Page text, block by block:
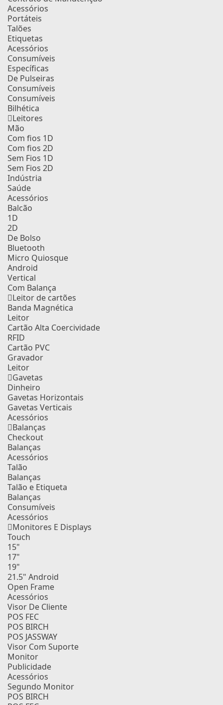
Acessórios
Portáteis
Talões
Etiquetas
Acessórios
Consumíveis
Específicas
De Pulseiras
Consumíveis
Consumíveis
Bilhética
Leitores
Mão
Com fios 1D
Com fios 2D
Sem Fios 1D
Sem Fios 2D
Indústria
Saúde
Acessórios
Balcão
1D
2D
De Bolso
Bluetooth
Micro Quiosque
Android
Vertical
Com Balança
Leitor de cartões
Banda Magnética
Leitor
Cartão Alta Coercividade
RFID
Cartão PVC
Gravador
Leitor
Gavetas
Dinheiro
Gavetas Horizontais
Gavetas Verticais
Acessórios
Balanças
Checkout
Balanças
Acessórios
Talão
Balanças
Talão e Etiqueta
Balanças
Consumíveis
Acessórios
Monitores E Displays
Touch
15"
17"
19"
21.5" Android
Open Frame
Acessórios
Visor De Cliente
POS FEC
POS BIRCH
POS JASSWAY
Visor Com Suporte
Monitor
Publicidade
Acessórios
Segundo Monitor
POS BIRCH